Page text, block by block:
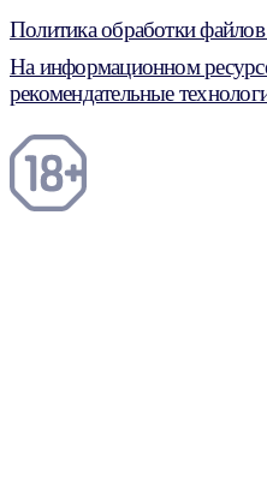
Политика обработки
На информационном
рекомендательные